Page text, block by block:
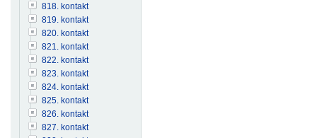
818. kontakt
819. kontakt
820. kontakt
821. kontakt
822. kontakt
823. kontakt
824. kontakt
825. kontakt
826. kontakt
827. kontakt